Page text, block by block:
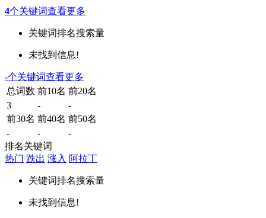
4个关键词查看更多
关键词排名搜索量
未找到信息!
-个关键词查看更多
总词数 前10名 前20名
3
-
-
前30名 前40名 前50名
-
-
-
排名关键词
热门 跌出 涨入 阿拉丁
关键词排名搜索量
未找到信息!